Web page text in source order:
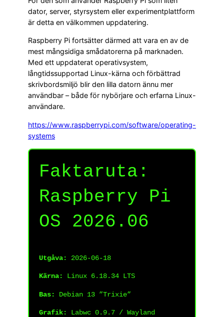
dator, server, styrsystem eller experimentplattform
är detta en välkommen uppdatering.
Raspberry Pi fortsätter därmed att vara en av de
mest mångsidiga smådatorerna på marknaden.
Med ett uppdaterat operativsystem,
långtidssupportad Linux-kärna och förbättrad
skrivbordsmiljö blir den lilla datorn ännu mer
användbar – både för nybörjare och erfarna Linux-
användare.
https://www.raspberrypi.com/software/operating-
systems
Faktaruta:
Raspberry Pi
OS 2026.06
Utgåva: 2026-06-18
Kärna: Linux 6.18.34 LTS
Bas: Debian 13 ”Trixie”
Grafik: Labwc 0.9.7 / Wayland